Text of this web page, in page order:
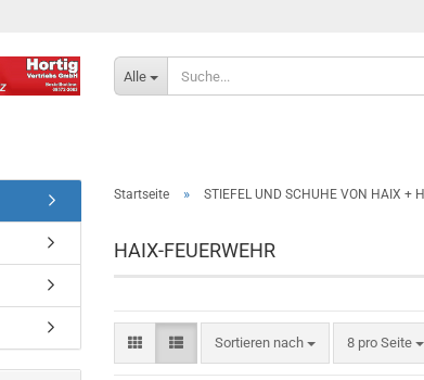
Alle
Startseite » STIEFEL UND SCHUHE VON HAIX +
HAIX-FEUERWEHR
Sortieren nach
Sortieren nach 8 pro Seite
pro Seite